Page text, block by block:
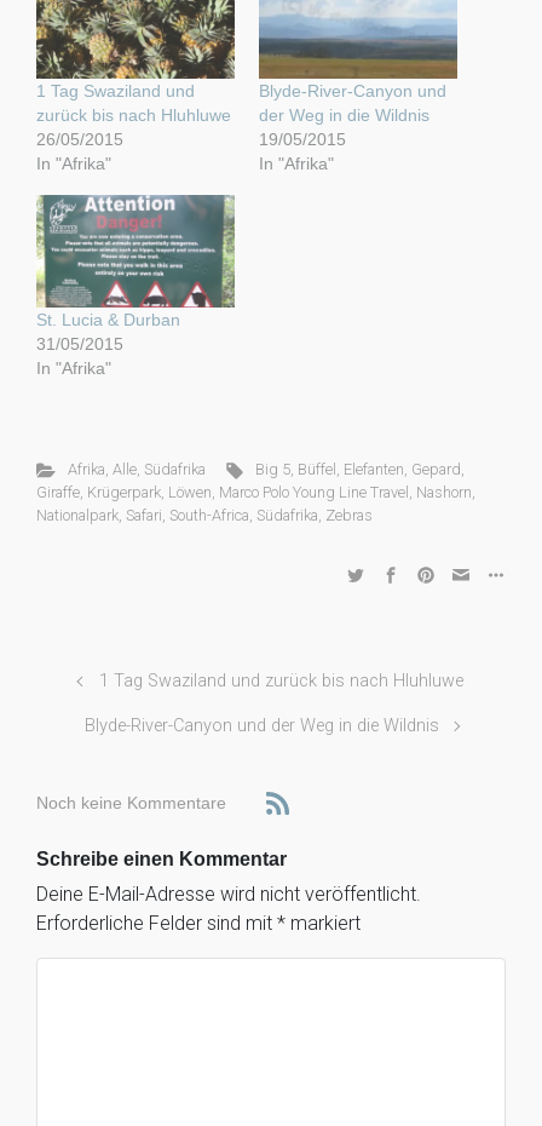
1 Tag Swaziland und
zurück bis nach Hluhluwe
26/05/2015
In "Afrika"
Blyde-River-Canyon und
der Weg in die Wildnis
19/05/2015
In "Afrika"
St. Lucia & Durban
31/05/2015
In "Afrika"
Afrika, Alle, Südafrika Big 5, Büffel , Elefanten, Gepard,
Giraffe, Krügerpark, Löwen, Marco Polo Young Line Travel , Nashorn,
Nationalpark, Safari, South-Africa, Südafrika, Zebras
1 Tag Swaziland und zurück bis nach Hluhluwe
Blyde-River-Canyon und der Weg in die Wildnis
Noch keine Kommentare
Schreibe einen Kommentar
Deine E-Mail-Adresse wird nicht veröffentlicht.
Erforderliche Felder sind mit * markiert